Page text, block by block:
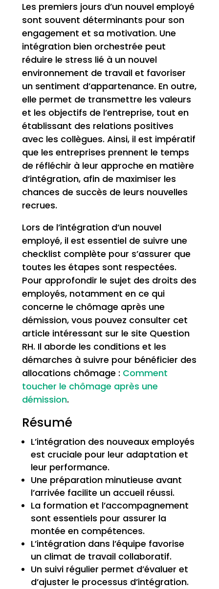
Les premiers jours d’un nouvel employé
sont souvent déterminants pour son
engagement et sa motivation. Une
intégration bien orchestrée peut
réduire le stress lié à un nouvel
environnement de travail et favoriser
un sentiment d’appartenance. En outre,
elle permet de transmettre les valeurs
et les objectifs de l’entreprise, tout en
établissant des relations positives
avec les collègues. Ainsi, il est impératif
que les entreprises prennent le temps
de réfléchir à leur approche en matière
d’intégration, afin de maximiser les
chances de succès de leurs nouvelles
recrues.
Lors de l’intégration d’un nouvel
employé, il est essentiel de suivre une
checklist complète pour s’assurer que
toutes les étapes sont respectées.
Pour approfondir le sujet des droits des
employés, notamment en ce qui
concerne le chômage après une
démission, vous pouvez consulter cet
article intéressant sur le site Question
RH. Il aborde les conditions et les
démarches à suivre pour bénéficier des
allocations chômage : Comment
toucher le chômage après une
démission.
Résumé
L’intégration des nouveaux employés
est cruciale pour leur adaptation et
leur performance.
Une préparation minutieuse avant
l’arrivée facilite un accueil réussi.
La formation et l’accompagnement
sont essentiels pour assurer la
montée en compétences.
L’intégration dans l’équipe favorise
un climat de travail collaboratif.
Un suivi régulier permet d’évaluer et
d’ajuster le processus d’intégration.